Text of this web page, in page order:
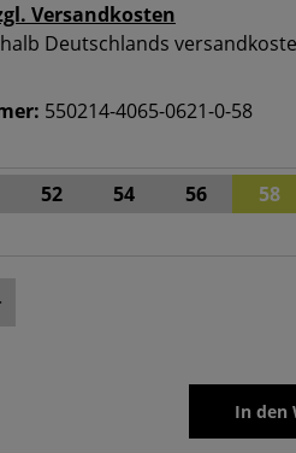
Versandkosten
Deutschlands
550214-4065-0621-0-58
52 54 56 58
In den